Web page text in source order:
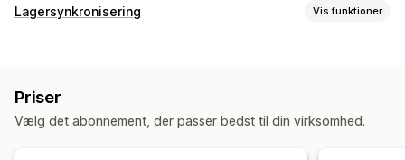
Lagerstyring
Automatisering af workflows
Lagersynkronisering Vis funktioner
Stregkoder
Manuel
Masse Realtid Tilpasset
Priser
Vælg det abonnement, der passer bedst til din virksomhed.